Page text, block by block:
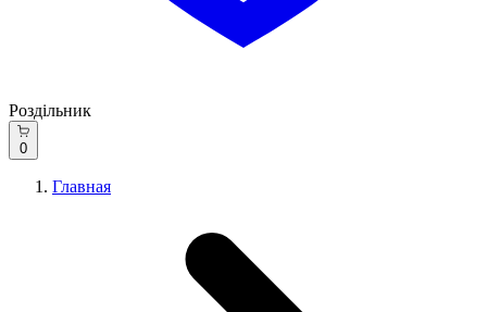
Роздільник
0
Главная